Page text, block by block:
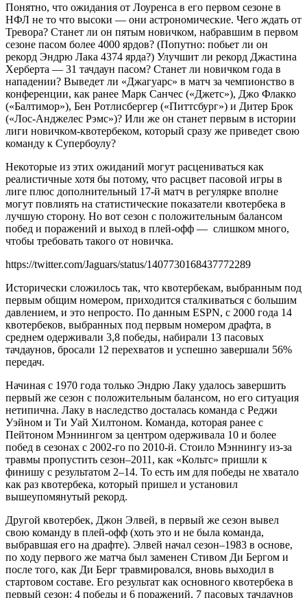
Понятно, что ожидания от Лоуренса в его первом сезоне в
НФЛ не то что высоки — они астрономические. Чего ждать от
Тревора? Станет ли он пятым новичком, набравшим в первом
сезоне пасом более 4000 ярдов? (Попутно: побьет ли он
рекорд Эндрю Лака 4374 ярда?) Улучшит ли рекорд Джастина
Херберта — 31 тачдаун пасом? Станет ли новичком года в
нападении? Выведет ли «Джагуарс» в матч за чемпионство в
конференции, как ранее Марк Санчес («Джетс»), Джо Флакко
(«Балтимор»), Бен Ротлисбергер («Питтсбург») и Дитер Брок
(«Лос-Анджелес Рэмс»)? Или же он станет первым в истории
лиги новичком-квотербеком, который сразу же приведет свою
команду к Супербоулу?
Некоторые из этих ожиданий могут расцениваться как
реалистичные хотя бы потому, что расцвет пасовой игры в
лиге плюс дополнительный 17-й матч в регулярке вполне
могут повлиять на статистические показатели квотербека в
лучшую сторону. Но вот сезон с положительным балансом
побед и поражений и выход в плей-офф — слишком много,
чтобы требовать такого от новичка.
https://twitter.com/Jaguars/status/1407730168437772289
Исторически сложилось так, что квотербекам, выбранным под
первым общим номером, приходится сталкиваться с большим
давлением, и это непросто. По данным ESPN, с 2000 года 14
квотербеков, выбранных под первым номером драфта, в
среднем одерживали 3,8 победы, набирали 13 пасовых
тачдаунов, бросали 12 перехватов и успешно завершали 56%
передач.
Начиная с 1970 года только Эндрю Лаку удалось завершить
первый же сезон с положительным балансом, но его ситуация
нетипична. Лаку в наследство досталась команда с Реджи
Уэйном и Ти Уай Хилтоном. Команда, которая ранее с
Пейтоном Мэннингом за центром одерживала 10 и более
побед в сезонах с 2002-го по 2010-й. Стоило Мэннингу из-за
травмы пропустить сезон–2011, как «Кольтс» пришли к
финишу с результатом 2–14. То есть им для победы не хватало
как раз квотербека, который пришел и установил
вышеупомянутый рекорд.
Другой квотербек, Джон Элвей, в первый же сезон вывел
свою команду в плей-офф (хоть это и не была команда,
выбравшая его на драфте). Элвей начал сезон–1983 в основе,
по ходу первого же матча был заменен Стивом Ди Бергом и
после того, как Ди Берг травмировался, вновь выходил в
стартовом составе. Его результат как основного квотербека в
первый сезон: 4 победы и 6 поражений, 7 пасовых тачдаунов